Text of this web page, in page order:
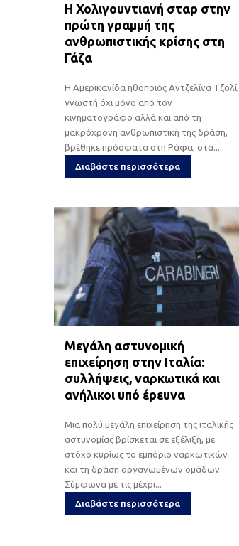
Η Χολιγουντιανή σταρ στην
πρώτη γραμμή της
ανθρωπιστικής κρίσης στη
Γάζα
Η Αμερικανίδα ηθοποιός Αντζελίνα Τζολί,
γνωστή όχι μόνο από τον
κινηματογράφο αλλά και από τη
μακρόχρονη ανθρωπιστική της δράση,
βρέθηκε πρόσφατα στη Ράφα, στα...
Διαβάστε περισσότερα
Μεγάλη αστυνομική
επιχείρηση στην Ιταλία:
συλλήψεις, ναρκωτικά και
ανήλικοι υπό έρευνα
Μια πολύ μεγάλη επιχείρηση της ιταλικής
αστυνομίας βρίσκεται σε εξέλιξη, με
στόχο κυρίως το εμπόριο ναρκωτικών
και τη δράση οργανωμένων ομάδων.
Σύμφωνα με τις μέχρι...
Διαβάστε περισσότερα